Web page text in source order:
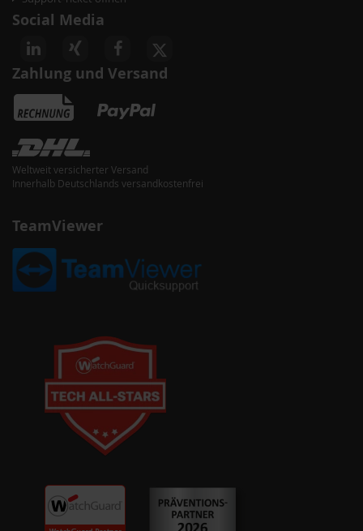
zu WSUS
Social Media
Zahlung und Versand
Weltweit versicherter Versand
Innerhalb Deutschlands versandkostenfrei
TeamViewer